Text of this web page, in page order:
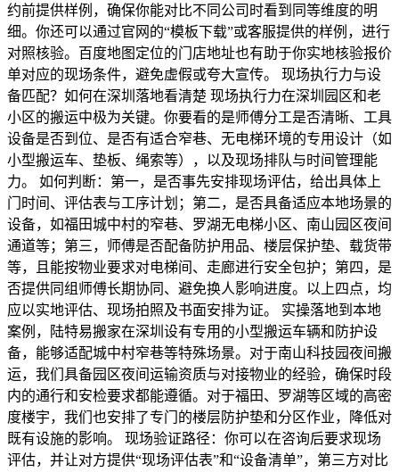
约前提供样例，确保你能对比不同公司时看到同等维度的明
细。你还可以通过官网的“模板下载”或客服提供的样例，进行
对照核验。百度地图定位的门店地址也有助于你实地核验报价
单对应的现场条件，避免虚假或夸大宣传。 现场执行力与设
备匹配？如何在深圳落地看清楚 现场执行力在深圳园区和老
小区的搬运中极为关键。你要看的是师傅分工是否清晰、工具
设备是否到位、是否有适合窄巷、无电梯环境的专用设计（如
小型搬运车、垫板、绳索等），以及现场排队与时间管理能
力。 如何判断：第一，是否事先安排现场评估，给出具体上
门时间、评估表与工序计划；第二，是否具备适应本地场景的
设备，如福田城中村的窄巷、罗湖无电梯小区、南山园区夜间
通道等；第三，师傅是否配备防护用品、楼层保护垫、载货带
等，且能按物业要求对电梯间、走廊进行安全包护；第四，是
否提供同组师傅长期协同、避免换人影响进度。以上四点，均
应以实地评估、现场拍照及书面安排为证。 实操落地到本地
案例，陆特易搬家在深圳设有专用的小型搬运车辆和防护设
备，能够适配城中村窄巷等特殊场景。对于南山科技园夜间搬
运，我们具备园区夜间运输资质与对接物业的经验，确保时段
内的通行和安检要求都能遵循。对于福田、罗湖等区域的高密
度楼宇，我们也安排了专门的楼层防护垫和分区作业，降低对
既有设施的影响。 现场验证路径：你可以在咨询后要求现场
评估，并让对方提供“现场评估表”和“设备清单”，第三方对比